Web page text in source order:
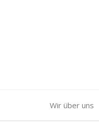
Wir über uns